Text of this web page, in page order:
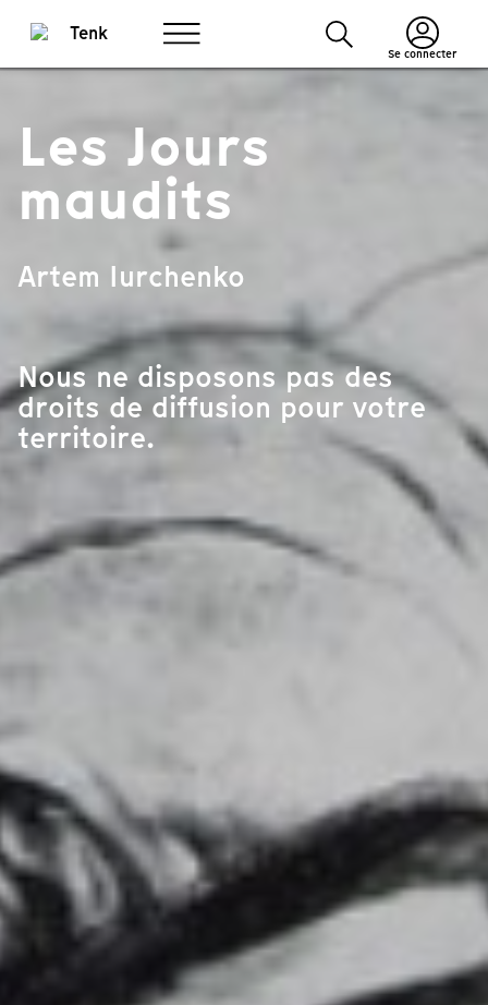
Se connecter
Les Jours
maudits
Artem Iurchenko
Nous ne disposons pas des
droits de diffusion pour votre
territoire.